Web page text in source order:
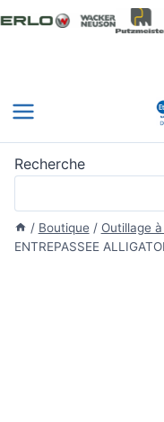
/ Boutique / Outillage
ENTREPASSEE
Recherche